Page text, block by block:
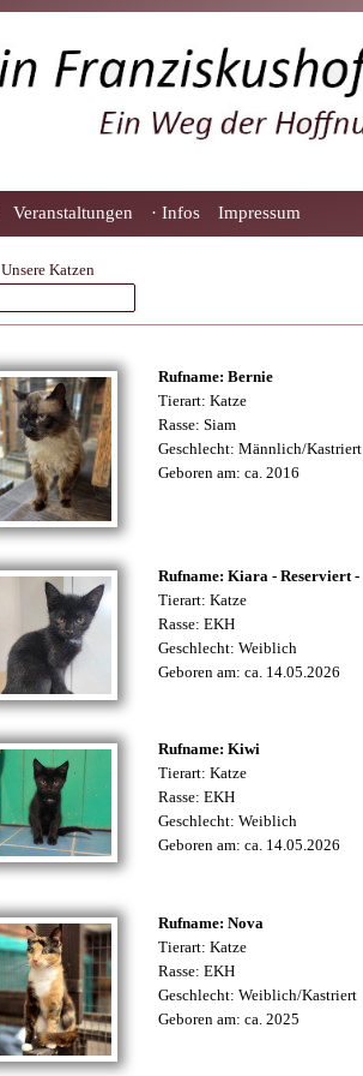
Veranstaltungen · Infos Impressum
Unsere Katzen
Rufname: Bernie
Tierart: Katze
Rasse: Siam
Geschlecht: Männlich/Kastriert
Geboren am: ca. 2016
Rufname: Kiara - Reserviert -
Tierart: Katze
Rasse: EKH
Geschlecht: Weiblich
Geboren am: ca. 14.05.2026
Rufname: Kiwi
Tierart: Katze
Rasse: EKH
Geschlecht: Weiblich
Geboren am: ca. 14.05.2026
Rufname: Nova
Tierart: Katze
Rasse: EKH
Geschlecht: Weiblich/Kastriert
Geboren am: ca. 2025